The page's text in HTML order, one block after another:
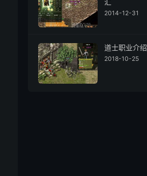
汇
2014-12-31
道士职业介绍
2018-10-25